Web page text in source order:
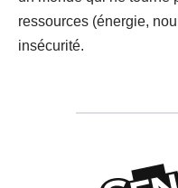
ressources (énergie,
insécurité.